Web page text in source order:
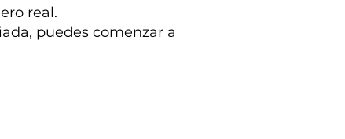
real.
puedes comenzar a